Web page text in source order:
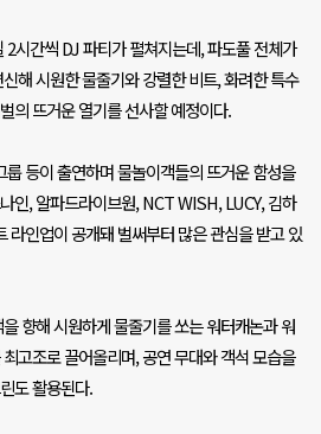
2시간씩DJ파티가 펼쳐지는데,파도풀 전체가
해 시원한 물줄기와 강렬한 비트,화려한 특수
의 뜨거운 열기를 선사할 예정이다.
등이 출연하며 물놀이객들의 뜨거운 함성을
인,알파드라이브원, NCT WISH, LUCY,김하
라인업이 공개돼 벌써부터 많은 관심을 받고 있
향해 시원하게 물줄기를 쏘는 워터캐논과 워
고조로 끌어올리며,공연 무대와 객석 모습을
도 활용된다.